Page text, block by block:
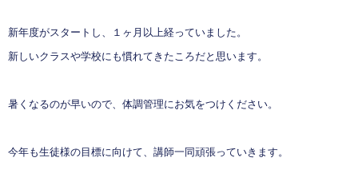
新年度がスタートし、１ヶ月以上経っていました。
新しいクラスや学校にも慣れてきたころだと思います。
暑くなるのが早いので、体調管理にお気をつけください。
今年も生徒様の目標に向けて、講師一同頑張っていきます。